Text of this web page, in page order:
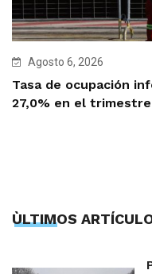
Agosto 6, 2026
Tasa de ocupación
27,0% en el
ÙLTIMOS